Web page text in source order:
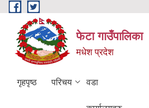
Skip to main content
फेटा गाउँपालिका
मधेश प्रदेश
गृहपृष्ठ परिचय वडा